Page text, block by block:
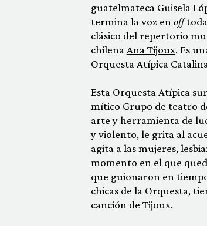
guatelmateca Guisela
termina la voz en off
clásico del repertorio
chilena Ana Tijoux. Es
Orquesta Atípica
Esta Orquesta Atípica
mítico Grupo de teatro
arte y herramienta de
y violento, le grita al
agita a las mujeres,
momento en el que
que guionaron en
chicas de la Orquesta,
canción de Tijoux.